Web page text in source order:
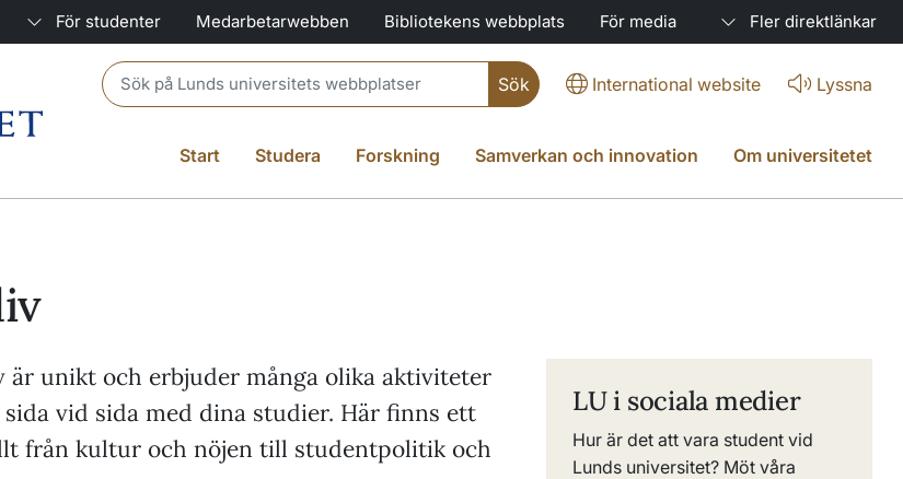
För studenter Medarbetarwebben Bibliotekens webbplats För media Fler direktlänkar
Header search International website Lyssna
Start Studera Forskning Samverkan och innovation Om universitetet
är unikt och erbjuder många olika aktiviteter
vid sida med dina studier. Här finns ett
från kultur och nöjen till studentpolitik och
LU i sociala medier
Hur är det att vara student vid
Lunds universitet? Möt våra